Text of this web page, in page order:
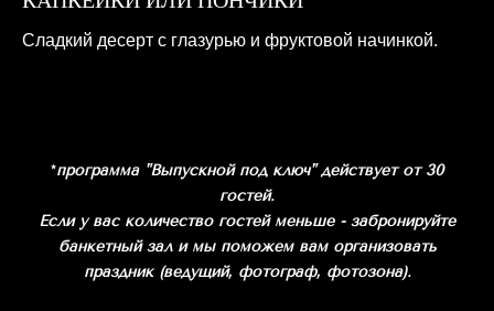
Сладкий десерт с глазурью и фруктовой начинкой.
*программа "Выпускной под ключ" действует от 30
гостей.
Если у вас количество гостей меньше - забронируйте
банкетный зал и мы поможем вам организовать
праздник (ведущий, фотограф, фотозона).